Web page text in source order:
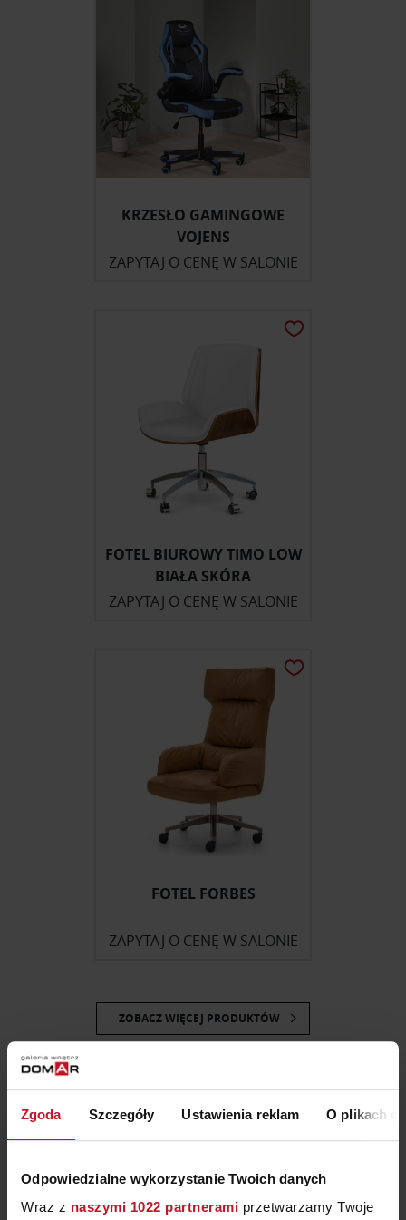
Zgoda Szczegóły Ustawienia reklam O plikach
Odpowiedzialne wykorzystanie Twoich danych
Wraz z naszymi 1022 partnerami przetwarzamy Twoje
KRZESŁO GAMINGOWE
VOJENS
ZAPYTAJ O CENĘ W SALONIE
FOTEL BIUROWY TIMO LOW
BIAŁA SKÓRA
ZAPYTAJ O CENĘ W SALONIE
FOTEL FORBES
ZAPYTAJ O CENĘ W SALONIE
ZOBACZ WIĘCEJ PRODUKTÓW
Fotele biurowe we
Wrocławiu — Galeria
Wnętrz Domar
Fotele biurowe to siedziska przeznaczone do pracy przy